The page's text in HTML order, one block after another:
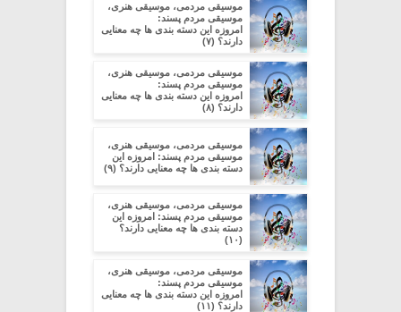
موسیقی مردمی، موسیقی هنری،
موسیقی مردم پسند:
امروزه این دسته بندی ها چه معنایی
دارند؟ (۷)
موسیقی مردمی، موسیقی هنری،
موسیقی مردم پسند:
امروزه این دسته بندی ها چه معنایی
دارند؟ (۸)
موسیقی مردمی، موسیقی هنری،
موسیقی مردم پسند: امروزه این
دسته بندی ها چه معنایی دارند؟ (۹)
موسیقی مردمی، موسیقی هنری،
موسیقی مردم پسند: امروزه این
دسته بندی ها چه معنایی دارند؟
(۱۰)
موسیقی مردمی، موسیقی هنری،
موسیقی مردم پسند:
امروزه این دسته بندی ها چه معنایی
دارند؟ (۱۱)